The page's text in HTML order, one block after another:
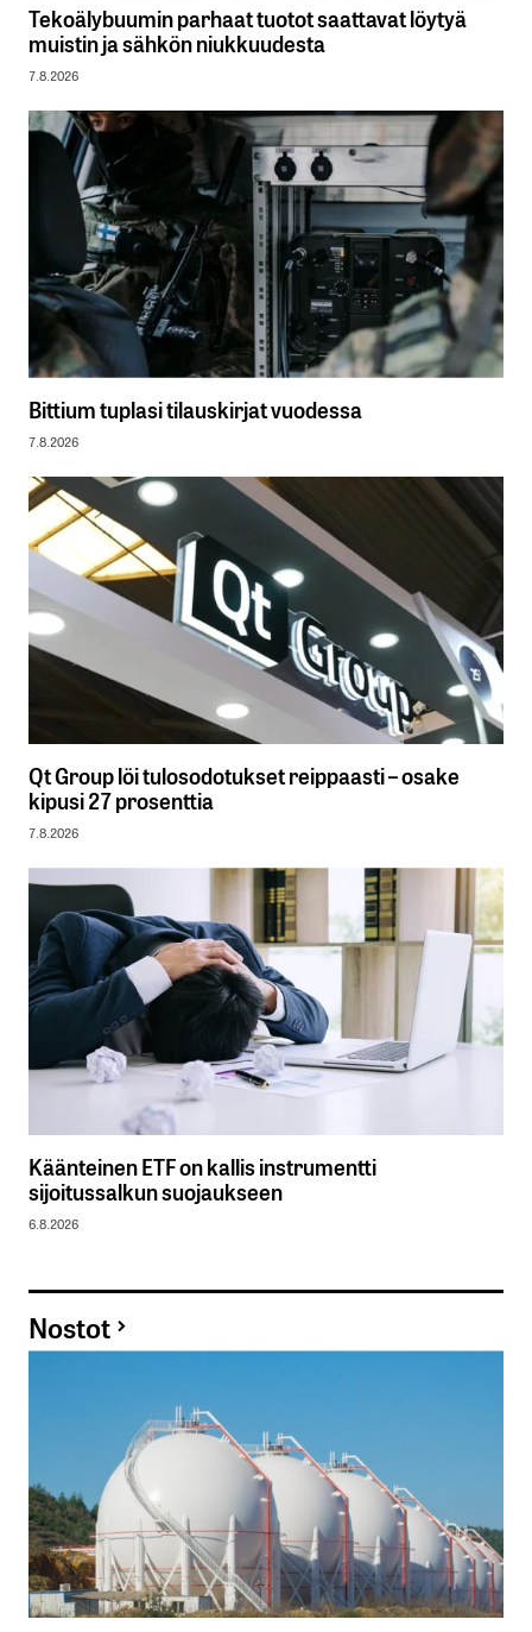
Tekoälybuumin parhaat tuotot saattavat löytyä
muistin ja sähkön niukkuudesta
7.8.2026
Bittium tuplasi tilauskirjat vuodessa
7.8.2026
Qt Group löi tulosodotukset reippaasti – osake
kipusi 27 prosenttia
7.8.2026
Käänteinen ETF on kallis instrumentti
sijoitussalkun suojaukseen
6.8.2026
Nostot